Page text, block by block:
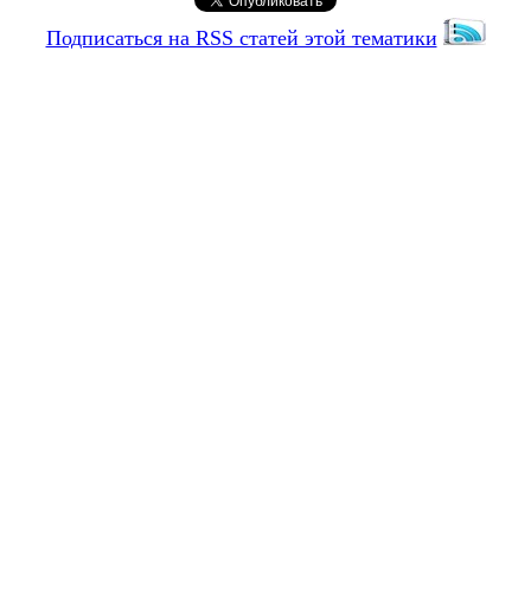
Подписаться на RSS статей этой тематики